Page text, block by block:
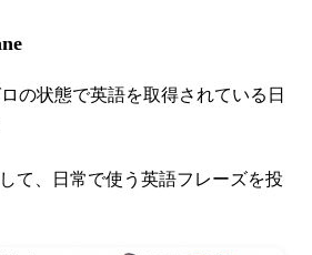
の状態で英語を取得されている日
て、日常で使う英語フレーズを投